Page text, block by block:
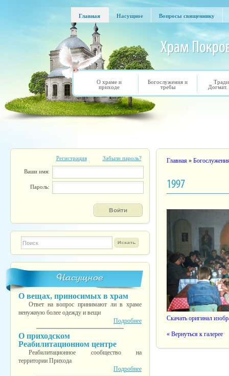
Главная
Главная
Насущное Вопросы священнику
Вопросы священнику
О храме и
приходе
Богослужения и
требы
Регистрация Забыли пароль?
Ваши имя:
Пароль:
Форма поиска
TESTINS
Насущное
О вещах, приносимых в храм
Ответ на вопрос принимают ли в храме
ненужную более одежду и вещи
Подробнее
О приходском
Реабилитационном центре
Реабилитационное сообщество на
территории Прихода
Подробнее
Вы здесь
Главная »
1997
Скачать оригинал
« Вернуться к галерее